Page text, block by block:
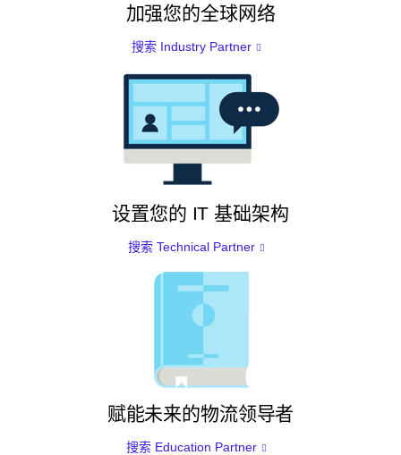
加强您的全球网络
搜索 Industry Partner
设置您的 IT 基础架构
搜索 Technical Partner
赋能未来的物流领导者
搜索 Education Partner